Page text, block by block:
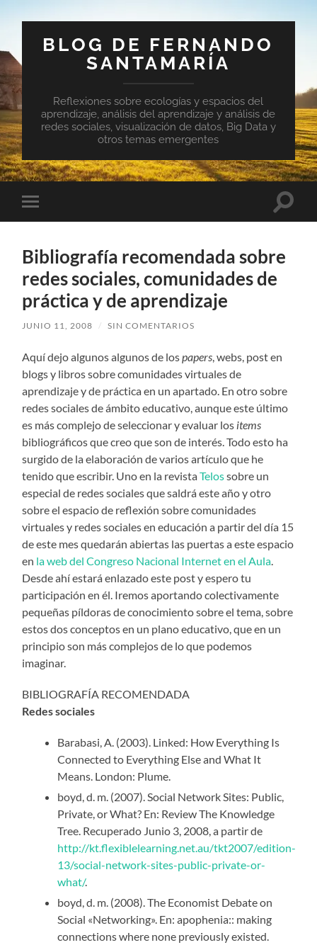
BLOG DE FERNANDO
SANTAMARÍA
Reflexiones sobre ecologías y espacios del
aprendizaje, análisis del aprendizaje y análisis de
redes sociales, visualización de datos, Big Data y
otros temas emergentes
Alternar
el
móvil
Bibliografía recomendada sobre
redes sociales, comunidades de
práctica y de aprendizaje
JUNIO 11, 2008 / SIN COMENTARIOS
Aquí dejo algunos algunos de los papers , webs, post en
blogs y libros sobre comunidades virtuales de
aprendizaje y de práctica en un apartado. En otro sobre
redes sociales de ámbito educativo, aunque este último
es más complejo de seleccionar y evaluar los items
bibliográficos que creo que son de interés. Todo esto ha
surgido de la elaboración de varios artículo que he
tenido que escribir. Uno en la revistaTelossobre un
especial de redes sociales que saldrá este año y otro
sobre el espacio de reflexión sobre comunidades
virtuales y redes sociales en educación a partir del día 15
de este mes quedarán abiertas las puertas a este espacio
en la web del Congreso Nacional Internet en el Aula
Desde ahí estará enlazado este post y espero tu
participación en él. Iremos aportando colectivamente
pequeñas píldoras de conocimiento sobre el tema, sobre
estos dos conceptos en un plano educativo, que en un
principio son más complejos de lo que podemos
imaginar.
BIBLIOGRAFÍA RECOMENDADA
Redes sociales
Barabasi, A. (2003). Linked: How Everything Is
Connected to Everything Else and What It
Means. London: Plume.
boyd, d. m. (2007). Social Network Sites: Public,
Private, or What? En: Review The Knowledge
Tree. Recuperado Junio 3, 2008, a partir de
http://kt.flexiblelearning.net.au/tkt2007/edition-
13/social-network-sites-public-private-or-
what/.
boyd, d. m. (2008). The Economist Debate on
Social «Networking». En: apophenia:: making
connections where none previously existed.